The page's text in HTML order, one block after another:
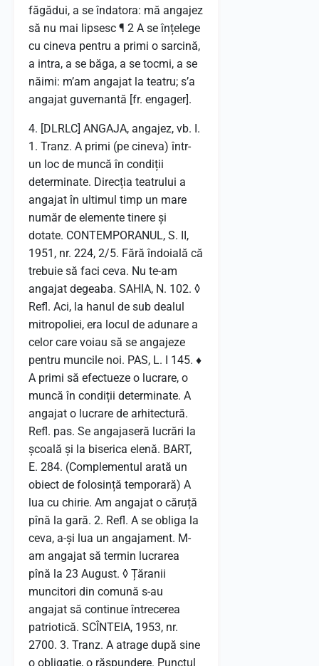
făgădui, a se îndatora: mă angajez
să nu mai lipsesc ¶ 2 A se înțelege
cu cineva pentru a primi o sarcină,
a intra, a se băga, a se tocmi, a se
năimi: m’am angajat la teatru; s’a
angajat guvernantă [fr. engager].
4. [DLRLC] ANGAJA, angajez, vb. I.
1. Tranz. A primi (pe cineva) într-
un loc de muncă în condiții
determinate. Direcția teatrului a
angajat în ultimul timp un mare
număr de elemente tinere și
dotate. CONTEMPORANUL, S. II,
1951, nr. 224, 2/5. Fără îndoială că
trebuie să faci ceva. Nu te-am
angajat degeaba. SAHIA, N. 102. ◊
Refl. Aci, la hanul de sub dealul
mitropoliei, era locul de adunare a
celor care voiau să se angajeze
pentru muncile noi. PAS, L. I 145. ♦
A primi să efectueze o lucrare, o
muncă în condiții determinate. A
angajat o lucrare de arhitectură.
Refl. pas. Se angajaseră lucrări la
școală și la biserica elenă. BART,
E. 284. (Complementul arată un
obiect de folosință temporară) A
lua cu chirie. Am angajat o căruță
pînă la gară. 2. Refl. A se obliga la
ceva, a-și lua un angajament. M-
am angajat să termin lucrarea
pînă la 23 August. ◊ Țăranii
muncitori din comună s-au
angajat să continue întrecerea
patriotică. SCÎNTEIA, 1953, nr.
2700. 3. Tranz. A atrage după sine
o obligație, o răspundere. Punctul